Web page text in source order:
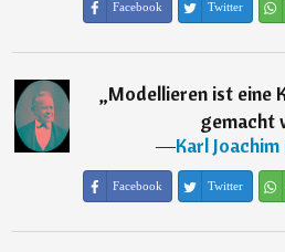
Facebook Twitter
„Modellieren ist eine
gemacht
―Karl
Facebook Twitter